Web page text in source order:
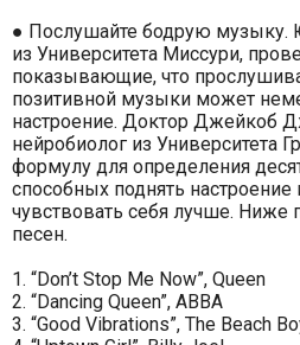
● Послушайте бодрую музыку.
из Университета Миссури,
показывающие, что
позитивной музыки может
настроение. Доктор Джейкоб
нейробиолог из Университета
формулу для определения
способных поднять настроение
чувствовать себя лучше. Ниже
песен.
1. “Don’t Stop Me Now”, Queen
2. “Dancing Queen”, ABBA
3. “Good Vibrations”, The Beach